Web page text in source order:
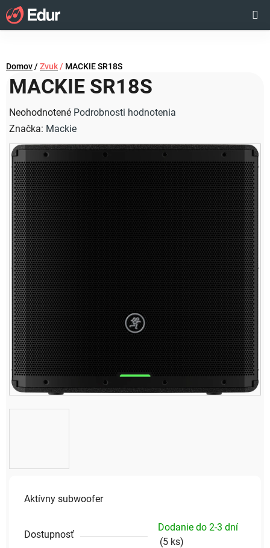
Prejsť
na
obsah
KOŠÍK
Domov/ Zvuk / MACKIE SR18S
Aktívny subwoofer
Dostupnosť
Dodanie do 2-3 dní
(5 ks)
MACKIE SR18S
Priemerné
hodnotenie
produktu
je
0,0
hviezdičiek.
Neohodnotené Podrobnosti hodnotenia
Značka: Mackie